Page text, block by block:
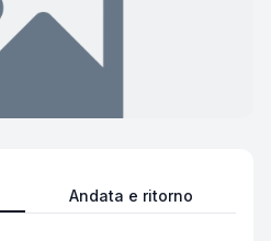
Andata e ritorno